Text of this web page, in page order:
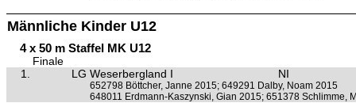
Männliche Kinder U12
4 x 50 m Staffel MK U12
Finale
1.
LG Weserbergland I NI
652798 Böttcher, Janne 2015; 649291 Dalby, Noam 2015
648011 Erdmann-Kaszynski, Gian 2015; 651378 Schlimme,